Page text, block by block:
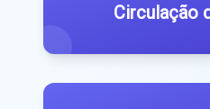
Circulação